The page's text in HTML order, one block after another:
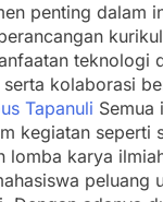
penting dalam
teknologi
kolaborasi
Tapanuli Semua
kegiatan seperti
lomba karya
peluang